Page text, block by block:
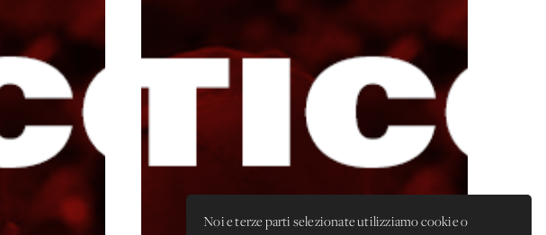
Noi e terze parti selezionate utilizziamo cookie o